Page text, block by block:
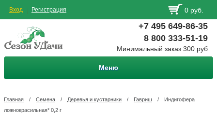
Вход Регистрация 0 руб.
+7 495 649-86-35
8 800 333-51-19
Минимальный заказ 300 руб
Меню
Главная / Семена / Деревья и кустарники / Гавриш /
Индигофера
ложнокрасильная* 0,2 г